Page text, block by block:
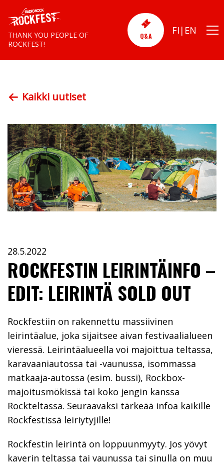
THANK YOU PEOPLE OF
ROCKFEST!
Q&A FI EN
Kaikki uutiset
28.5.2022
ROCKFESTIN LEIRINTÄINFO –
EDIT: LEIRINTÄ SOLD OUT
Rockfestiin on rakennettu massiivinen
leirintäalue, joka sijaitsee aivan festivaalialueen
vieressä. Leirintäalueella voi majoittua teltassa,
karavaaniautossa tai -vaunussa, isommassa
matkaaja-autossa (esim. bussi), Rockbox-
majoitusmökissä tai koko jengin kanssa
Rockteltassa. Seuraavaksi tärkeää infoa kaikille
Rockfestissä leiriytyjille!
Rockfestin leirintä on loppuunmyyty. Jos yövyt
kaverin teltassa tai vaunussa tai sinulla on muu